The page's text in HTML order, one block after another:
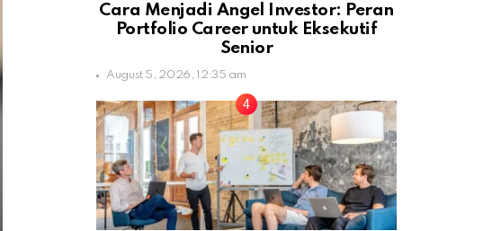
Cara Menjadi Angel Investor: Peran
Portfolio Career untuk Eksekutif
Senior
August 5, 2026, 12:35 am